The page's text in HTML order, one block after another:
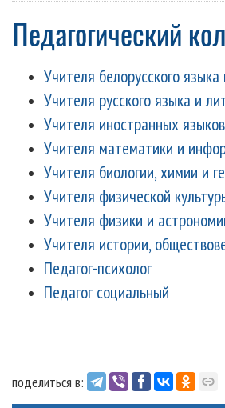
Педагогический
Учителя белорусского
Учителя русского языка и
Учителя иностранных языков
Учителя математики и
Учителя биологии, химии и
Учителя физической
Учителя физики и
Учителя истории,
Педагог-психолог
Педагог социальный
поделиться в: